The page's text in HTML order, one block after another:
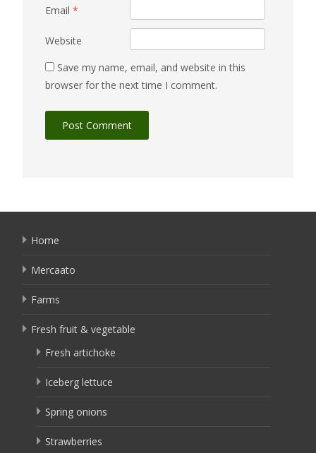
Email *
Website
Save my name, email, and website in this
browser for the next time I comment.
Home
Mercaato
Farms
Fresh fruit & vegetable
Fresh artichoke
Iceberg lettuce
Spring onions
Strawberries